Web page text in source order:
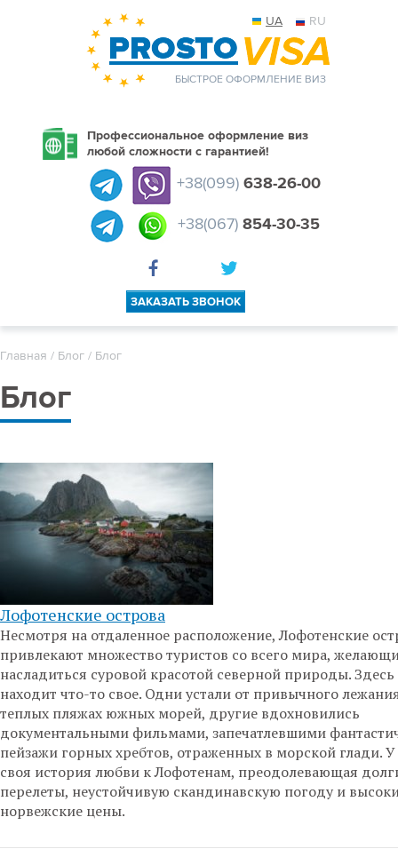
UA RU
БЫСТРОЕ ОФОРМЛЕНИЕ ВИЗ
Профессиональное оформление виз
любой сложности с гарантией!
+38(099) 638-26-00
+38(067) 854-30-35
ЗАКАЗАТЬ ЗВОНОК
Главная / Блог / Блог
Блог
Лофотенские острова
Несмотря на отдаленное расположение, Лофотенские
привлекают множество туристов со всего мира,
насладиться суровой красотой северной природы.
находит что-то свое. Одни устали от привычного
теплых пляжах южных морей, другие вдохновились
документальными фильмами, запечатлевшими
пейзажи горных хребтов, отраженных в морской глади.
своя история любви к Лофотенам, преодолевающая
перелеты, неустойчивую скандинавскую погоду и
норвежские цены.